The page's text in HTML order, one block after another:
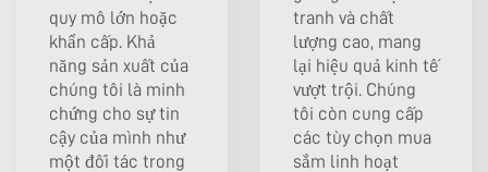
quy mô lớn hoặc
khẩn cấp. Khả
năng sản xuất của
chúng tôi là minh
chứng cho sự tin
cậy của mình như
một đối tác trong
tranh và chất
lượng cao, mang
lại hiệu quả kinh tế
vượt trội. Chúng
tôi còn cung cấp
các tùy chọn mua
sắm linh hoạt